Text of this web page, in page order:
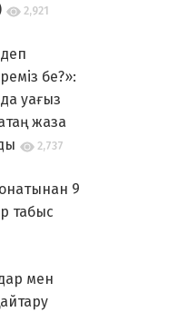
2,921
бе?»:
уағыз
жаза
2,737
9
табыс
мен